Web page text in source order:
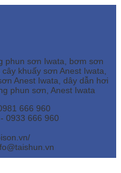
phun sơn Iwata, bơm sơn
khuấy sơn Anest Iwata,
Anest Iwata, dây dẫn hơi
phun sơn, Anest Iwata
666 960
0933 666 960